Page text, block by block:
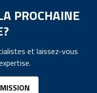
PROCHAINE
et laissez-vous